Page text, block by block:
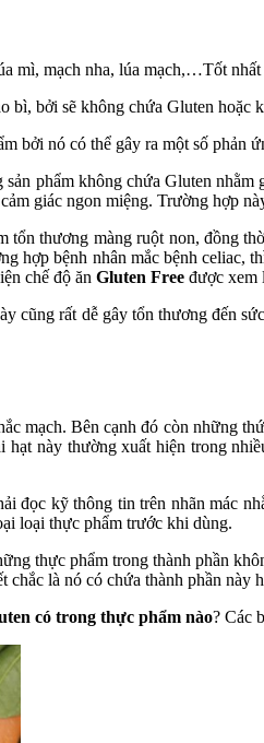
mạch nha, lúa mạch,…Tốt
bì, bởi sẽ không chứa Gluten hoặc
bởi nó có thể gây ra một số phản
phẩm không chứa Gluten
giác ngon miệng. Trường hợp
thương màng ruột non, đồng
bệnh nhân mắc bệnh celiac,
chế độ ăn Gluten Free được xem
cũng rất dễ gây tổn thương đến
mạch. Bên cạnh đó còn những
này thường xuất hiện trong
kỹ thông tin trên nhãn mác
loại thực phẩm trước khi dùng.
thực phẩm trong thành phần
là nó có chứa thành phần này
có trong thực phẩm nào? Các